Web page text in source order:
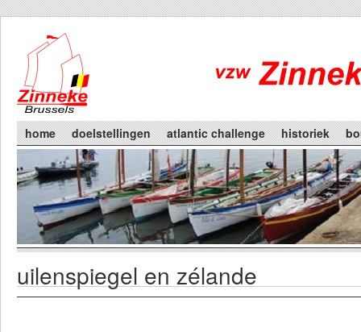
Main menu
home doelstellingen atlantic challenge historiek
You are here
uilenspiegel en zélande